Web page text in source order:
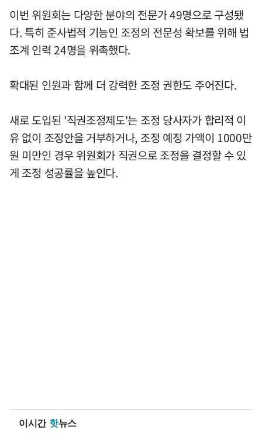
이번 위원회는 다양한 분야의 전문가 49명으로 구성됐
다. 특히 준사법적 기능인 조정의 전문성 확보를 위해 법
조계 인력 24명을 위촉했다.
확대된 인원과 함께 더 강력한 조정 권한도 주어진다.
새로 도입된 '직권조정제도'는 조정 당사자가 합리적 이
유 없이 조정안을 거부하거나, 조정 예정 가액이 1000만
원 미만인 경우 위원회가 직권으로 조정을 결정할 수 있
게 조정 성공률을 높인다.
이시간 핫뉴스